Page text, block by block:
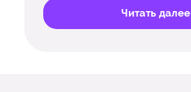
Читать далее